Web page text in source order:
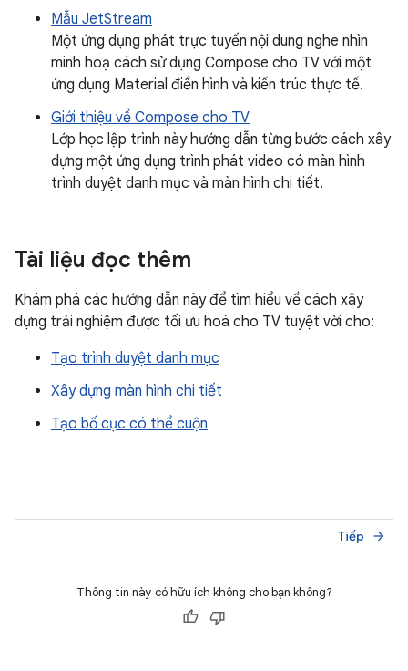
Mẫu JetStream
Một ứng dụng phát trực tuyến nội dung nghe nhìn
minh hoạ cách sử dụng Compose cho TV với một
ứng dụng Material điển hình và kiến trúc thực tế.
Giới thiệu về Compose cho TV
Lớp học lập trình này hướng dẫn từng bước cách xây
dựng một ứng dụng trình phát video có màn hình
trình duyệt danh mục và màn hình chi tiết.
Tài liệu đọc thêm
Khám phá các hướng dẫn này để tìm hiểu về cách xây
dựng trải nghiệm được tối ưu hoá cho TV tuyệt vời cho:
Tạo trình duyệt danh mục
Xây dựng màn hình chi tiết
Tạo bố cục có thể cuộn
Tiếp arrow_forward
Thông tin này có hữu ích không cho bạn không?